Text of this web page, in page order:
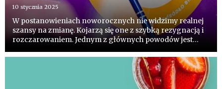
10 stycznia 2025
W postanowieniach noworocznych nie widzimy realnej
szansy na zmianę. Kojarzą się one z szybką rezygnacją i
rozczarowaniem. Jednym z głównych powodów jest
praktycznie niemożliwy. Eksperci zauważają, że zmiana